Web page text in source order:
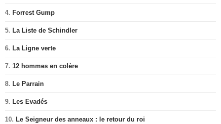
4. Forrest Gump
5. La Liste de Schindler
6. La Ligne verte
7. 12 hommes en colère
8. Le Parrain
9. Les Evadés
10. Le Seigneur des anneaux : le retour du roi